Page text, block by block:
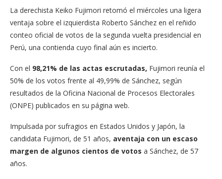
La derechista Keiko Fujimori retomó el miércoles una ligera
ventaja sobre el izquierdista Roberto Sánchez en el reñido
conteo oficial de votos de la segunda vuelta presidencial en
Perú, una contienda cuyo final aún es incierto.
Con el 98,21% de las actas escrutadas, Fujimori reunía el
50% de los votos frente al 49,99% de Sánchez, según
resultados de la Oficina Nacional de Procesos Electorales
(ONPE) publicados en su página web.
Impulsada por sufragios en Estados Unidos y Japón, la
candidata Fujimori, de 51 años, aventaja con un escaso
margen de algunos cientos de votos a Sánchez, de 57
años.